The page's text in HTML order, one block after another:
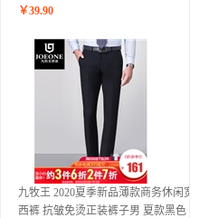
￥39.90
九牧王 2020夏季新品薄款商务休闲宽松
西裤 抗皱免烫正装裤子男 夏款黑色